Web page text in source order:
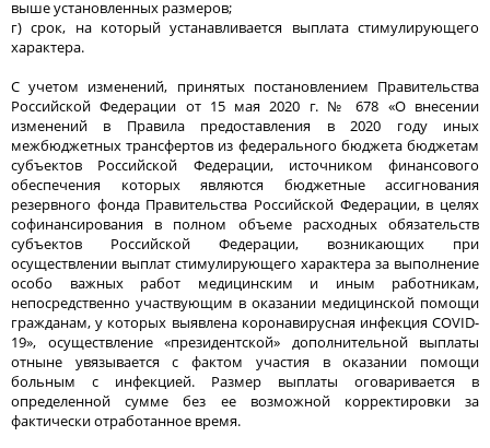
выше установленных размеров;
г) срок, на который устанавливается выплата стимулирующего
характера.
С учетом изменений, принятых постановлением Правительства
Российской Федерации от 15 мая 2020 г. № 678 «О внесении
изменений в Правила предоставления в 2020 году иных
межбюджетных трансфертов из федерального бюджета бюджетам
субъектов Российской Федерации, источником финансового
обеспечения которых являются бюджетные ассигнования
резервного фонда Правительства Российской Федерации, в целях
софинансирования в полном объеме расходных обязательств
субъектов Российской Федерации, возникающих при
осуществлении выплат стимулирующего характера за выполнение
особо важных работ медицинским и иным работникам,
непосредственно участвующим в оказании медицинской помощи
гражданам, у которых выявлена коронавирусная инфекция COVID-
19», осуществление «президентской» дополнительной выплаты
отныне увязывается с фактом участия в оказании помощи
больным с инфекцией. Размер выплаты оговаривается в
определенной сумме без ее возможной корректировки за
фактически отработанное время.